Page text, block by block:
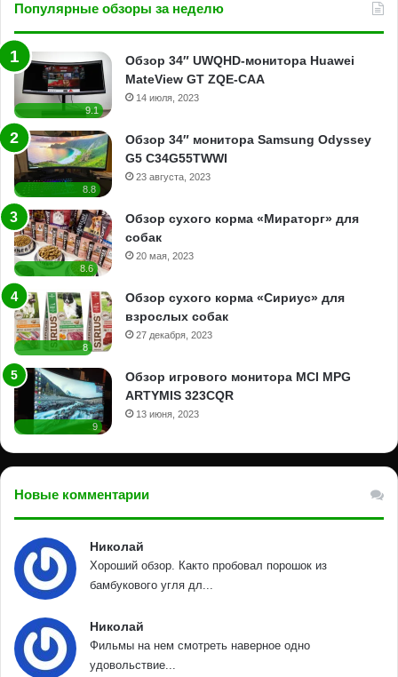
Популярные обзоры за неделю
9.1
Обзор 34″ UWQHD-монитора Huawei
MateView GT ZQE-CAA
14 июля, 2023
8.8
Обзор 34″ монитора Samsung Odyssey
G5 C34G55TWWI
23 августа, 2023
8.6
Обзор сухого корма «Мираторг» для
собак
20 мая, 2023
8
Обзор сухого корма «Сириус» для
взрослых собак
27 декабря, 2023
9
Обзор игрового монитора MCI MPG
ARTYMIS 323CQR
13 июня, 2023
Новые комментарии
Николай
Хороший обзор. Както пробовал порошок из
бамбукового угля дл...
Николай
Фильмы на нем смотреть наверное одно
удовольствие...